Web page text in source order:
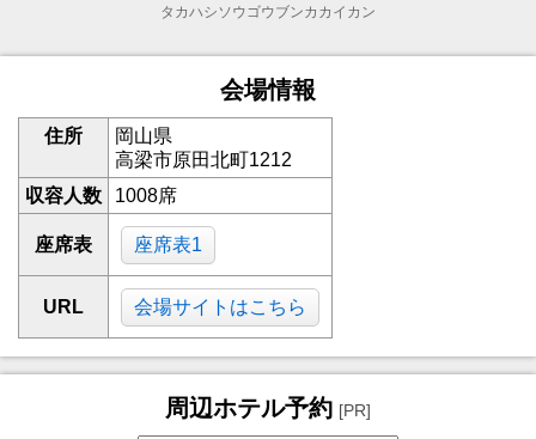
タカハシソウゴウブンカカイカン
会場情報
住所
岡山県
高梁市原田北町1212
収容人数
1008席
座席表 座席表1
URL 会場サイトはこちら
周辺ホテル予約 [PR]